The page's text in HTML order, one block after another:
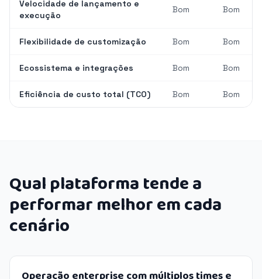
Velocidade de lançamento e
execução
Bom Bom
Flexibilidade de customização Bom Bom
Ecossistema e integrações Bom Bom
Eficiência de custo total (TCO) Bom Bom
Qual plataforma tende a
performar melhor em cada
cenário